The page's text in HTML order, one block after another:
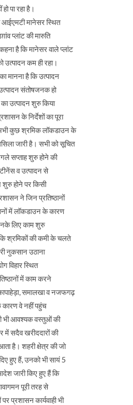
पा रहा है।
आईएमटी मानेसर स्थित
प्लांट की मारुति
है कि मानेसर वाले प्लांट
उत्पादन कम ही रहा।
मानना है कि उत्पादन
संतोषजनक हो
उत्पादन शुरु किया
के निर्देशों का पूरा
अभी कुछ श्रमिक लॉकडाउन के
जारी है। सभी को सूचित
सप्ताह शुरु होने की
व उत्पादन से
शुरु होने पर किसी
ने जिन प्रतिष्ठानों
में लॉकडाउन के कारण
लिए काम शुरु
श्रमिकों की कमी के चलते
नुकसान उठाना
विहार स्थित
में काम करने
समालखा व नजफगढ़
वे नहीं पहुंच
भी आवश्यक वस्तुओं की
में सदैव खरीददारों की
है। शहरी क्षेत्र की जो
हुए हैं, उनको भी सायं 5
जारी किए हुए हैं कि
पूरी तरह से
प्रशासन कार्यवाही भी